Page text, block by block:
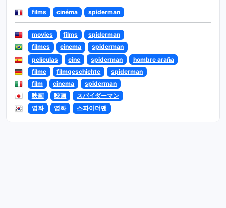
films cinéma spiderman
movies films
spiderman
filmes
cinema
spiderman
películas
cine spiderman
hombre araña
filme
filmgeschichte
spiderman
film
cinema
spiderman
映画
映画
スパイダーマン
영화
영화 스파이더맨